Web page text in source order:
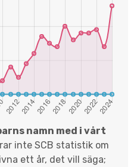
namn med i vårt
inte SCB statistik om
ett år, det vill säga;